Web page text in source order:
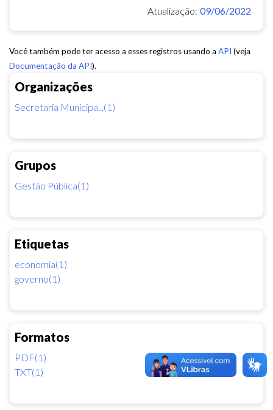
Organizações
Secretaria Municipa...(1)
Grupos
Gestão Pública(1)
Etiquetas
economia(1)
governo(1)
Formatos
PDF(1)
TXT(1)
Atualização: 09/06/2022
Você também pode ter acesso a esses registros usando a API (veja
Documentação da API).